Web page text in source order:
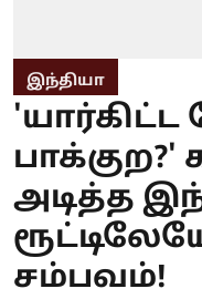
இந்தியா
'யார்கிட்ட
பாக்குற?'
அடித்த
சம்பவம்!